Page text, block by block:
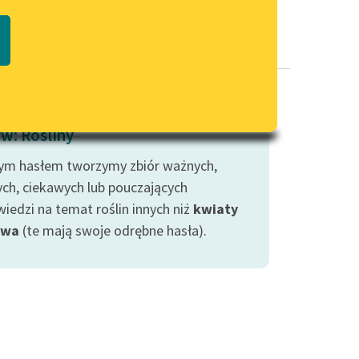
PDF
wrażliwych
Deklaracja dostępności
Rośliny
hasłem tworzymy zbiór ważnych,
ciekawych lub pouczających
na temat roślin innych niż kwiaty
(te mają swoje odrębne hasła).